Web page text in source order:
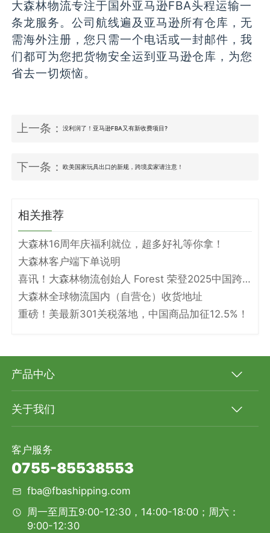
大森林物流专注于国外亚马逊FBA头程运输一
条龙服务。公司航线遍及亚马逊所有仓库，无
需海外注册，您只需一个电话或一封邮件，我
们都可为您把货物安全运到亚马逊仓库，为您
省去一切烦恼。
上一条：没利润了！亚马逊FBA又有新收费项目?
下一条：欧美国家玩具出口的新规，跨境卖家请注意！
相关推荐
大森林16周年庆福利就位，超多好礼等你拿！
大森林客户端下单说明
喜讯！大森林物流创始人 Forest 荣登2025中国跨境电商物流名人堂！
大森林全球物流国内（自营仓）收货地址
重磅！美最新301关税落地，中国商品加征12.5%！
产品中心
关于我们
客户服务
0755-85538553
fba@fbashipping.com
周一至周五9:00-12:30，14:00-18:00；周六：
9:00-12:30